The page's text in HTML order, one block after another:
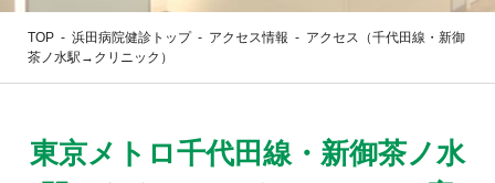
TOP - 浜田病院健診トップ- アクセス情報 - アクセス（千代田線・新御
茶ノ水駅→クリニック）
東京メトロ千代田線・新御茶ノ水